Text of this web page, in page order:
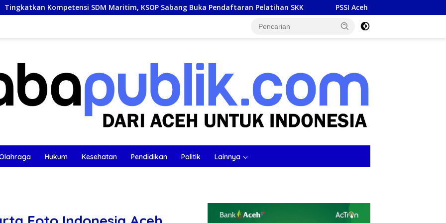
SDM Maritim, KSOP Sabang Buka Pendaftaran Pelatihan SKK PSSI Aceh Gelar Kursus Lisensi D di Sigli,
Hukum Kesehatan Pendidikan Politik Lainnya